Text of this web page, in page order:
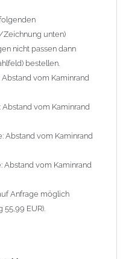
unter "Kaminabdeckung
Typen zur Auswahl. Bitte
: 01 Haus,03 Welle
Welle, 15 Welle 90° gedreht,
20 Pult
Welle) haben einen
- Bestellung nicht über
09 (Pagode), 10
= ca. 2-3-fache vom
Zeichnung unten)
nicht passen dann
bestellen.
vom Kaminrand
vom Kaminrand
Abstand vom Kaminrand
Abstand vom Kaminrand
Anfrage möglich
55,99 EUR).